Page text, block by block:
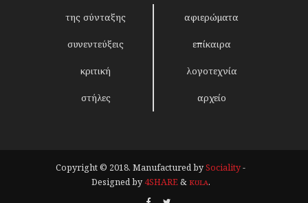
της σύνταξης αφιερώματα
συνεντεύξεις επίκαιρα
κριτική λογοτεχνία
στήλες αρχείο
Copyright © 2018. Manufactured bySociality-
Designed by4SHARE&кʊʟᴀ.